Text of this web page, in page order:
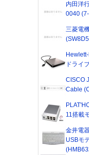
内田洋
0040
三菱電
ドライ
CISCO
Cable
11搭載
金井電
USBモ